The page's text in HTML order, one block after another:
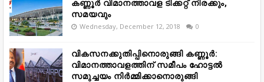
കണ്ണൂർ വിമാനത്താവള ടിക്കറ്റ് നിരക്കും,
സമയവും
Wednesday, December 12, 2018 0
വികസനക്കുതിപ്പിനൊരുങ്ങി കണ്ണൂർ:
വിമാനത്താവളത്തിന് സമീപം ഹോട്ടൽ
സമുച്ചയം നിർമ്മിക്കാനൊരുങ്ങി